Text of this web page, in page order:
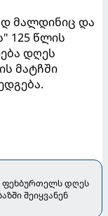
მალდინიც და
125 წლის
დღეს
მატჩში
ფეხბურთელს დღეს
შეიყვანენ